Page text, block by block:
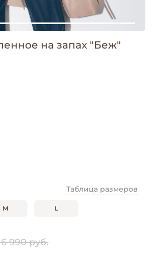
на запах "Беж"
Таблица размеров
M L
990 руб.